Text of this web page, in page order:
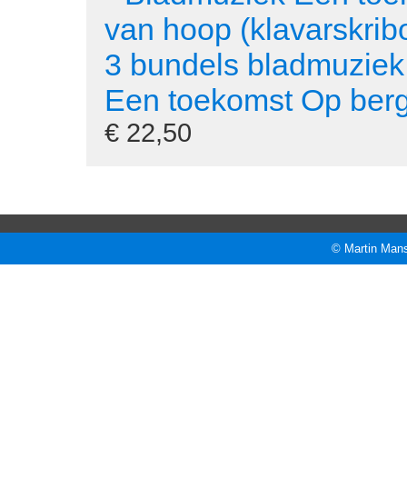
van hoop
3 bundels
Een toekomst Op
€ 22,50
© Martin